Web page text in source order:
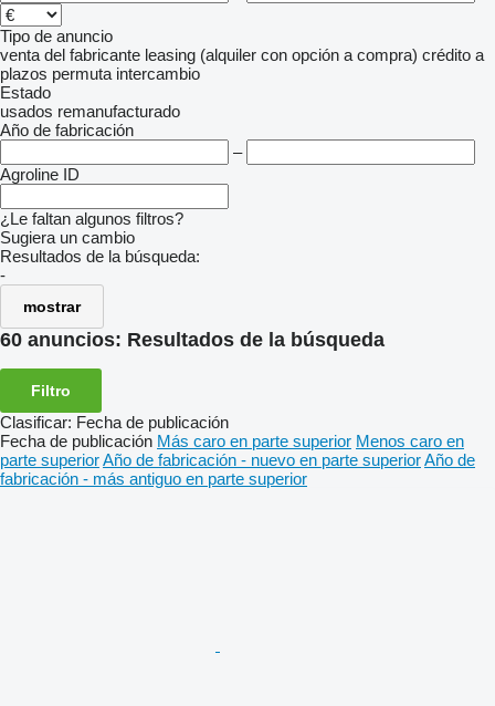
Tipo de anuncio
venta del fabricante leasing (alquiler con opción a compra) crédito a
plazos permuta intercambio
Estado
usados remanufacturado
Año de fabricación
–
Agroline ID
¿Le faltan algunos filtros?
Sugiera un cambio
Resultados de la búsqueda:
-
mostrar
60 anuncios: Resultados de la búsqueda
Filtro
Clasificar: Fecha de publicación
Fecha de publicación Más caro en parte superior Menos caro en
parte superiorAño de fabricación - nuevo en parte superiorAño de
fabricación - más antiguo en parte superior